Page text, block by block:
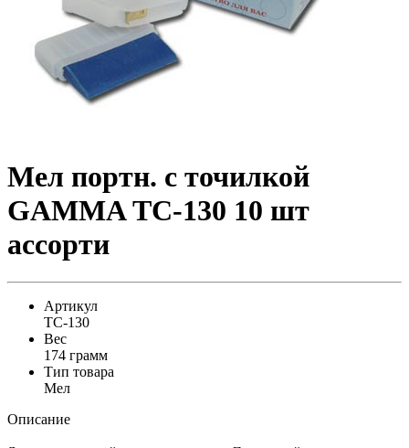
Мел портн. с точилкой
GAMMA ТС-130 10 шт
ассорти
Артикул
ТС-130
Вес
174 грамм
Тип товара
Мел
Описание